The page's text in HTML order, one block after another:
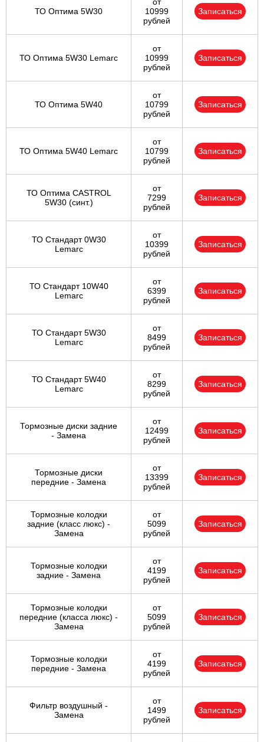
ТО Оптима 5W30
от
10999
рублей
Записаться
ТО Оптима 5W30 Lemarc
от
10999
рублей
Записаться
ТО Оптима 5W40
от
10799
рублей
Записаться
ТО Оптима 5W40 Lemarc
от
10799
рублей
Записаться
ТО Оптима CASTROL
5W30 (синт.)
от
7299
рублей
Записаться
ТО Стандарт 0W30
Lemarc
от
10399
рублей
Записаться
ТО Стандарт 10W40
Lemarc
от
6399
рублей
Записаться
ТО Стандарт 5W30
Lemarc
от
8499
рублей
Записаться
ТО Стандарт 5W40
Lemarc
от
8299
рублей
Записаться
Тормозные диски задние
- Замена
от
12499
рублей
Записаться
Тормозные диски
передние - Замена
от
13399
рублей
Записаться
Тормозные колодки
задние (класс люкс) -
Замена
от
5099
рублей
Записаться
Тормозные колодки
задние - Замена
от
4199
рублей
Записаться
Тормозные колодки
передние (класса люкс) -
Замена
от
5099
рублей
Записаться
Тормозные колодки
передние - Замена
от
4199
рублей
Записаться
Фильтр воздушный -
Замена
от
1499
рублей
Записаться